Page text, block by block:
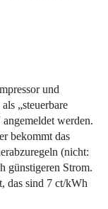
und
„steuerbare
werden.
bekommt das
(nicht:
günstigeren Strom.
das sind 7 ct/kWh